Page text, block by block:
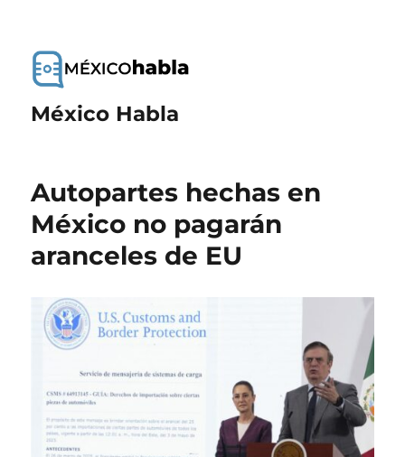
México Habla
Autopartes hechas en
México no pagarán
aranceles de EU